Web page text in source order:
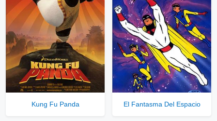
Kung Fu Panda El Fantasma Del Espacio